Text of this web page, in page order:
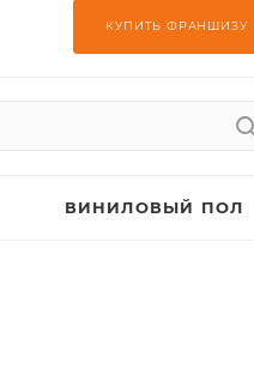
КУПИТЬ ФРАНШИЗУ
ВИНИЛОВЫЙ ПОЛ